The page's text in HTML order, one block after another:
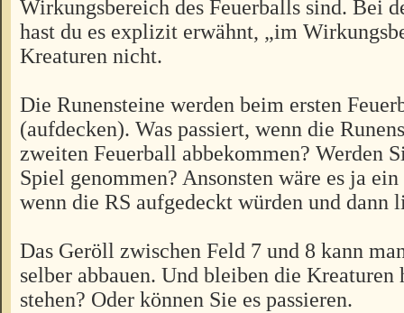
Wirkungsbereich des Feuerballs sind. Bei
hast du es explizit erwähnt, „im
Kreaturen nicht.
Die Runensteine werden beim ersten
(aufdecken). Was passiert, wenn die
zweiten Feuerball abbekommen? Werden
Spiel genommen? Ansonsten wäre es ja
wenn die RS aufgedeckt würden und dann
Das Geröll zwischen Feld 7 und 8 kann
selber abbauen. Und bleiben die
stehen? Oder können Sie es passieren.